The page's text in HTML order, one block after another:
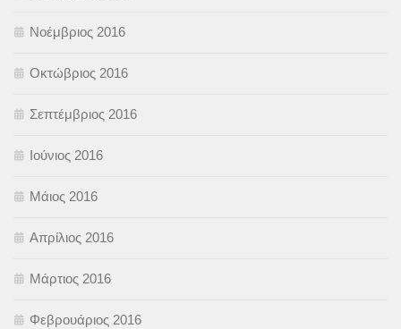
Νοέμβριος 2016
Οκτώβριος 2016
Σεπτέμβριος 2016
Ιούνιος 2016
Μάιος 2016
Απρίλιος 2016
Μάρτιος 2016
Φεβρουάριος 2016